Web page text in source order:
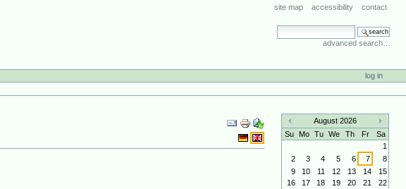
site map accessibility contact
search site
advanced search…
log in
Document
Actions
«
August 2026
»
Su Mo Tu We Th Fr
Sa
1
2
3 4 5 6 7
8
9
10 11 12 13 14
15
16
17 18 19 20 21
22